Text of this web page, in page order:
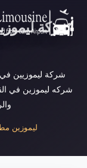
شركه ليموزين في
ليموزين